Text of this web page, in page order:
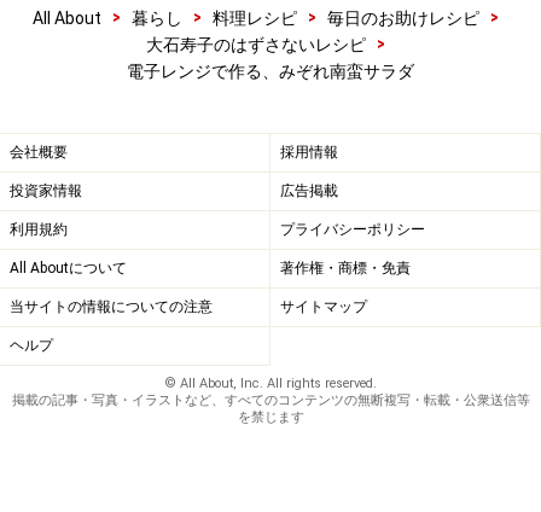
混ぜて冷やす
と混ぜる。冷蔵庫に30分ほど入れて味をなじませる。
暑い季節にはじっくり冷やす
All About > 暮らし > 料理レシピ > 毎日のお助けレシピ
>
大石寿子のはずさないレシピ
>
電子レンジで作る、みぞれ南蛮サラダ
会社概要 採用情報
投資家情報 広告掲載
利用規約 プライバシーポリシー
All Aboutについて 著作権・商標・免責
当サイトの情報についての注意 サイトマップ
ヘルプ
© All About, Inc. All rights reserved.
掲載の記事・写真・イラストなど、すべてのコンテンツの無断複写・転載・公衆送信等
を禁じます